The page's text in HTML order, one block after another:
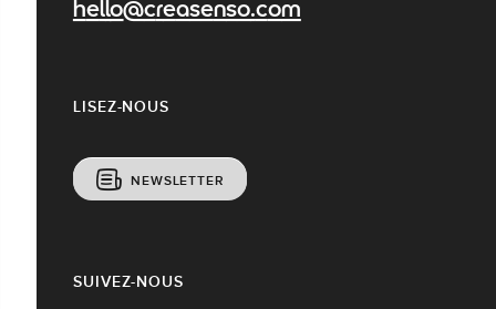
hello@creasenso.com
LISEZ-NOUS
NEWSLETTER
SUIVEZ-NOUS